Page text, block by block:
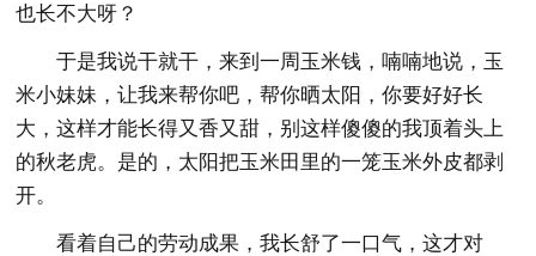
也长不大呀？
于是我说干就干，来到一周玉米钱，喃喃地说，玉
米小妹妹，让我来帮你吧，帮你晒太阳，你要好好长
大，这样才能长得又香又甜，别这样傻傻的我顶着头上
的秋老虎。是的，太阳把玉米田里的一笼玉米外皮都剥
开。
看着自己的劳动成果，我长舒了一口气，这才对